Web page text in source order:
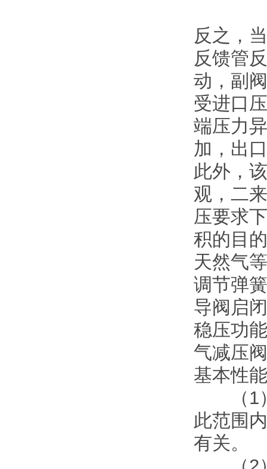
反之，
反馈管
动，副
受进口
端压力
加，出
此外，
观，二
压要求
积的目
天然气
调节弹
导阀启
稳压功
气减压
基本性能
（1）
此范围
有关。